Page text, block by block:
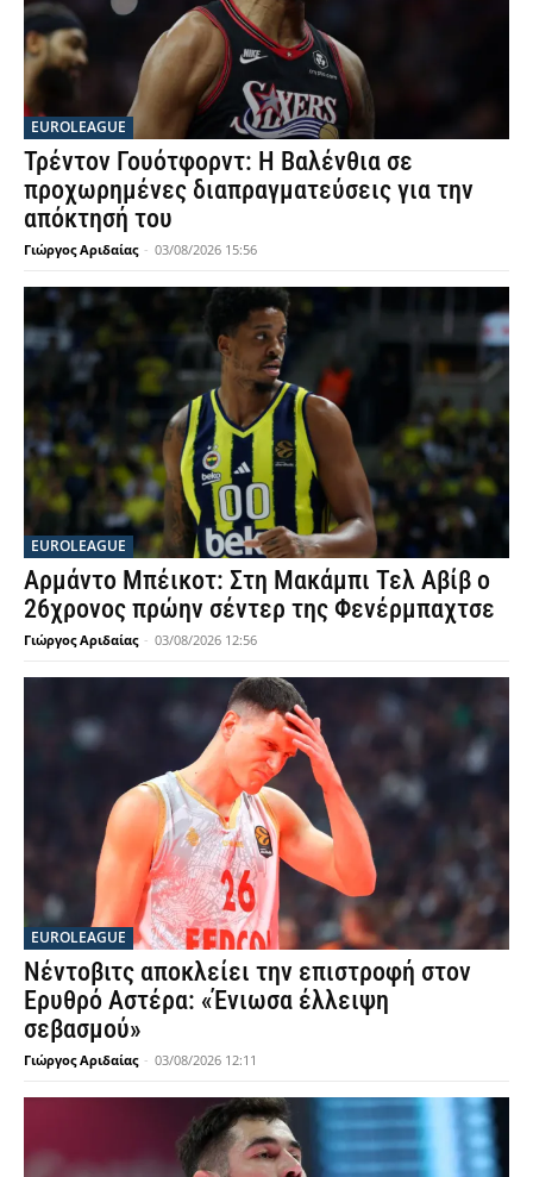
EUROLEAGUE
Τρέντον Γουότφορντ: Η Βαλένθια σε
προχωρημένες διαπραγματεύσεις για την
απόκτησή του
Γιώργος Αριδαίας - 03/08/2026 15:56
EUROLEAGUE
Αρμάντο Μπέικοτ: Στη Μακάμπι Τελ Αβίβ ο
26χρονος πρώην σέντερ της Φενέρμπαχτσε
Γιώργος Αριδαίας - 03/08/2026 12:56
EUROLEAGUE
Νέντοβιτς αποκλείει την επιστροφή στον
Ερυθρό Αστέρα: «Ένιωσα έλλειψη
σεβασμού»
Γιώργος Αριδαίας - 03/08/2026 12:11